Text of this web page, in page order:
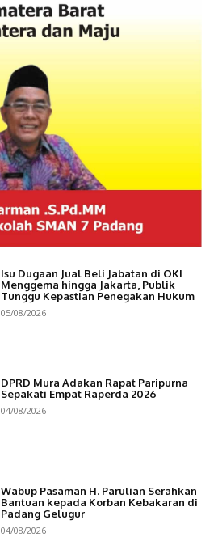
Isu Dugaan Jual Beli Jabatan di OKI
Menggema hingga Jakarta, Publik
Tunggu Kepastian Penegakan Hukum
05/08/2026
DPRD Mura Adakan Rapat Paripurna
Sepakati Empat Raperda 2026
04/08/2026
Wabup Pasaman H. Parulian Serahkan
Bantuan kepada Korban Kebakaran di
Padang Gelugur
04/08/2026